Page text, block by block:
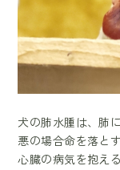
犬の肺水腫は、肺
悪の場合命を落と
心臓の病気を抱え